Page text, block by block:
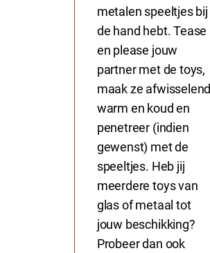
metalen speeltjes bij
de hand hebt. Tease
en please jouw
partner met de toys,
maak ze afwisselend
warm en koud en
penetreer (indien
gewenst) met de
speeltjes. Heb jij
meerdere toys van
glas of metaal tot
jouw beschikking?
Probeer dan ook